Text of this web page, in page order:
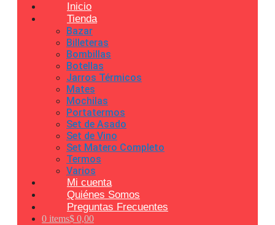
Inicio
Tienda
Bazar
Billeteras
Bombillas
Botellas
Jarros Térmicos
Mates
Mochilas
Portatermos
Set de Asado
Set de Vino
Set Matero Completo
Termos
Varios
Mi cuenta
Quiénes Somos
Preguntas Frecuentes
0 items$ 0,00